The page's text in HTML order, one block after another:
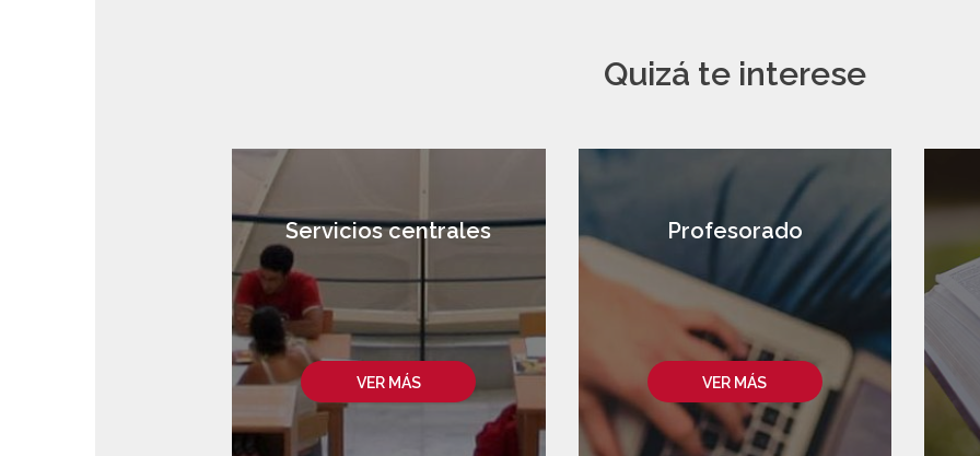
Quizá te interese
VER MÁS
Servicios centrales
VER MÁS
Profesorado